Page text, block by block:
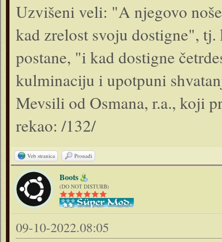
Uzvišeni veli: "A njegovo
kad zrelost svoju dostigne",
postane, "i kad dostigne
kulminaciju i upotpuni
Mevsili od Osmana, r.a., koji
rekao: /132/
Veb stranica Pronađi
Boots
(DO NOT DISTURB)
09-10-2022.08:05